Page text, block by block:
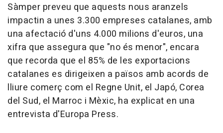
Sàmper preveu que aquests nous aranzels
impactin a unes 3.300 empreses catalanes, amb
una afectació d'uns 4.000 milions d'euros, una
xifra que assegura que "no és menor", encara
que recorda que el 85% de les exportacions
catalanes es dirigeixen a països amb acords de
lliure comerç com el Regne Unit, el Japó, Corea
del Sud, el Marroc i Mèxic, ha explicat en una
entrevista d'Europa Press.